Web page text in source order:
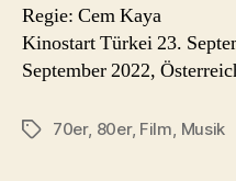
Regie: Cem Kaya
Kinostart Türkei 23.
September 2022,
Schlagwörter
70er, 80er, Film, Musik